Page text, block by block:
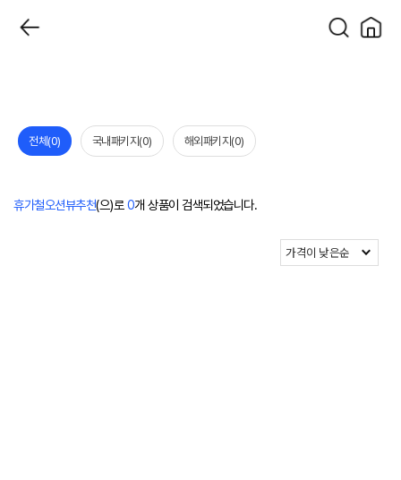
전체 (0) 국내패키지 (0) 해외패키지 (0)
휴가철오션뷰추천(으)로 0개 상품이 검색되었습니다.